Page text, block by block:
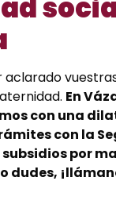
aclarado
En
con una
con la
subsidios por
dudes,